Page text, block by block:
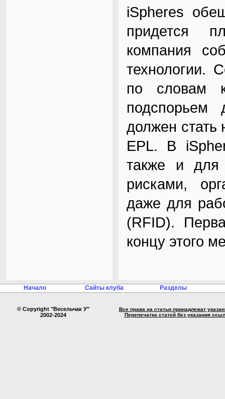
iSpheres
придется
компания
технологии.
по словам
подспорьем
должен стать
EPL. В
также и для
рисками,
даже для
(RFID).
концу этого
Начало Сайты клуба Разделы
© Copyright "Весельчак У"
2002-2024
Все права на статьи принадлежат
Перепечатка статей без указания